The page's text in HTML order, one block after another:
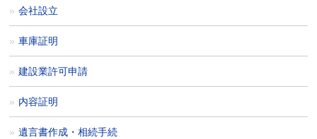
会社設立
車庫証明
建設業許可申請
内容証明
遺言書作成・相続手続